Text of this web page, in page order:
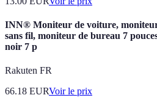
INN® Moniteur de voiture,
sans fil, moniteur de bureau 7
noir 7 p
Rakuten FR
66.18 EURVoir le prix